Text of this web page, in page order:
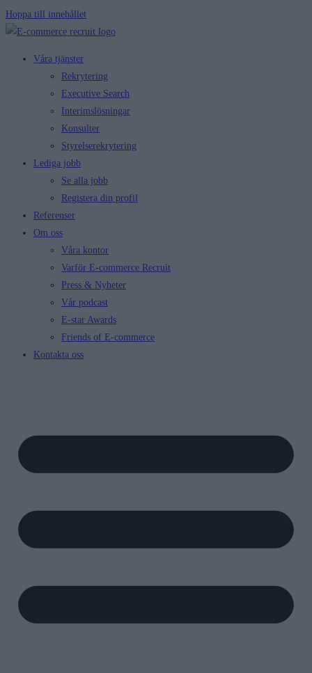
Hoppa till innehållet
Våra tjänster
Rekrytering
Executive Search
Interimslösningar
Konsulter
Styrelserekrytering
Lediga jobb
Se alla jobb
Registera din profil
Referenser
Om oss
Våra kontor
Varför E-commerce Recruit
Press & Nyheter
Vår podcast
E-star Awards
Friends of E-commerce
Kontakta oss